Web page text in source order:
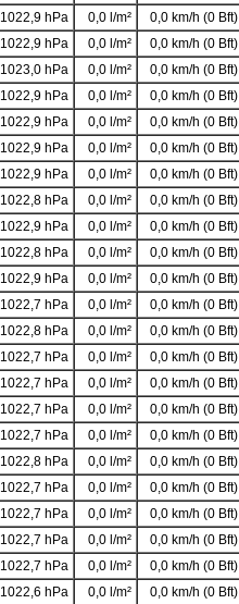
1022,9 hPa 0,0 l/m² 0,0 km/h (0 Bft)
1022,9 hPa 0,0 l/m² 0,0 km/h (0 Bft)
1023,0 hPa 0,0 l/m² 0,0 km/h (0 Bft)
1022,9 hPa 0,0 l/m² 0,0 km/h (0 Bft)
1022,9 hPa 0,0 l/m² 0,0 km/h (0 Bft)
1022,9 hPa 0,0 l/m² 0,0 km/h (0 Bft)
1022,9 hPa 0,0 l/m² 0,0 km/h (0 Bft)
1022,8 hPa 0,0 l/m² 0,0 km/h (0 Bft)
1022,9 hPa 0,0 l/m² 0,0 km/h (0 Bft)
1022,8 hPa 0,0 l/m² 0,0 km/h (0 Bft)
1022,9 hPa 0,0 l/m² 0,0 km/h (0 Bft)
1022,7 hPa 0,0 l/m² 0,0 km/h (0 Bft)
1022,8 hPa 0,0 l/m² 0,0 km/h (0 Bft)
1022,7 hPa 0,0 l/m² 0,0 km/h (0 Bft)
1022,7 hPa 0,0 l/m² 0,0 km/h (0 Bft)
1022,7 hPa 0,0 l/m² 0,0 km/h (0 Bft)
1022,7 hPa 0,0 l/m² 0,0 km/h (0 Bft)
1022,8 hPa 0,0 l/m² 0,0 km/h (0 Bft)
1022,7 hPa 0,0 l/m² 0,0 km/h (0 Bft)
1022,7 hPa 0,0 l/m² 0,0 km/h (0 Bft)
1022,7 hPa 0,0 l/m² 0,0 km/h (0 Bft)
1022,7 hPa 0,0 l/m² 0,0 km/h (0 Bft)
1022,6 hPa 0,0 l/m² 0,0 km/h (0 Bft)